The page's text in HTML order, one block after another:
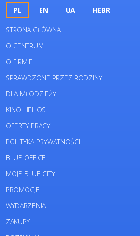
PL EN UA HEBR
STRONA GŁÓWNA
O CENTRUM
O FIRMIE
SPRAWDZONE PRZEZ RODZINY
DLA MŁODZIEŻY
KINO HELIOS
OFERTY PRACY
POLITYKA PRYWATNOŚCI
BLUE OFFICE
MOJE BLUE CITY
PROMOCJE
WYDARZENIA
ZAKUPY